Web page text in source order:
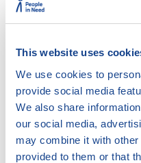
This website uses
We use cookies to
provide social media
We also share
our social media,
may combine it with
provided to them or that
Člověk v tísni, o. p.
18. 11. 2025
NADĚJE –
13. 11. 2025
NADĚJE –
Předchozí stránka123